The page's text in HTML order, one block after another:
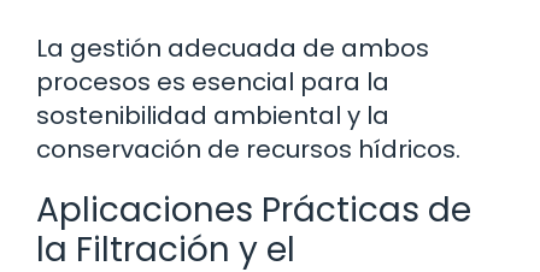
La gestión adecuada de ambos
procesos es esencial para la
sostenibilidad ambiental y la
conservación de recursos hídricos.
Aplicaciones Prácticas de
la Filtración y el